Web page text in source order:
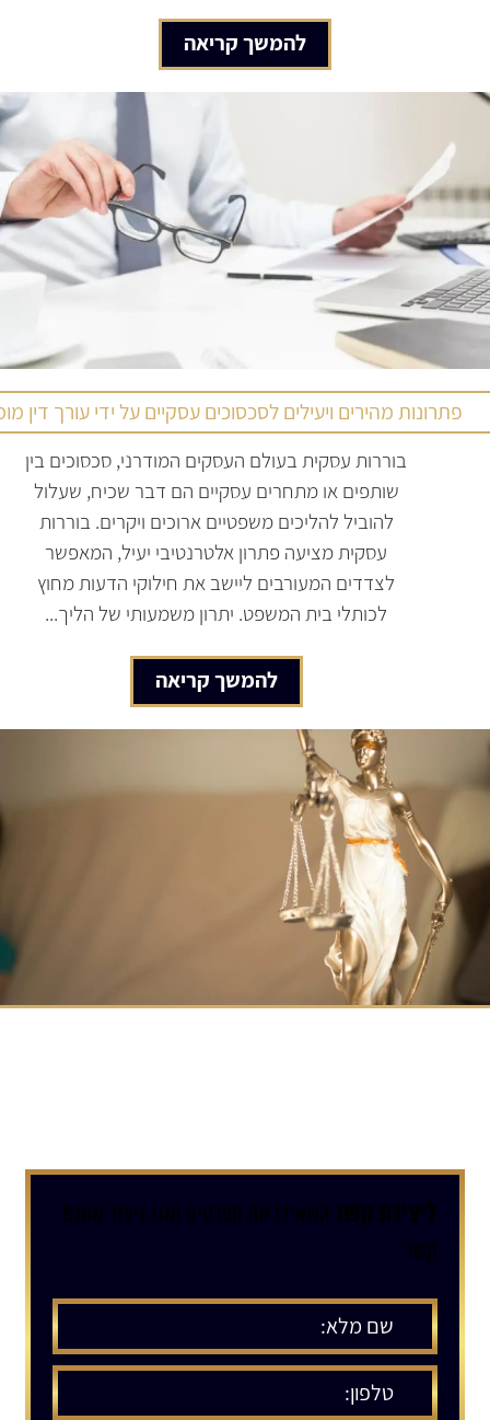
להמשך קריאה
פתרונות מהירים ויעילים לסכסוכים עסקיים על ידי עורך דין
בוררות עסקית בעולם העסקים המודרני, סכסוכים בין
שותפים או מתחרים עסקיים הם דבר שכיח, שעלול
להוביל להליכים משפטיים ארוכים ויקרים. בוררות
עסקית מציעה פתרון אלטרנטיבי יעיל, המאפשר
לצדדים המעורבים ליישב את חילוקי הדעות מחוץ
לכותלי בית המשפט. יתרון משמעותי של הליך...
להמשך קריאה
ליצירת קשר השאירו את הפרטים ואנו ניצור אתכם
קשר